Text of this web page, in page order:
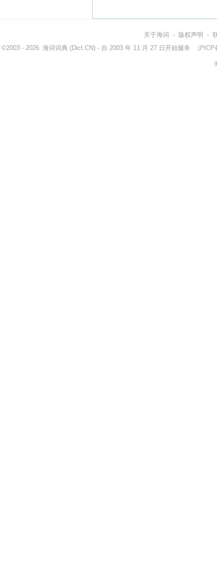
关于海词 - 版权声明 -
©2003 - 2026 海词词典 (Dict.CN) - 自 2003 年 11 月 27 日开始服务 沪ICP